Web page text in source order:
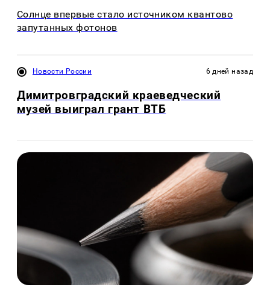
Солнце впервые стало источником квантово
запутанных фотонов
Новости России 6 дней назад
Димитровградский краеведческий
музей выиграл грант ВТБ